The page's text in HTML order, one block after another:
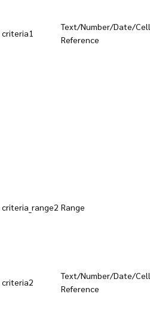
criteria1
Text/Number/Date/Cell
Reference
criteria_range2 Range
criteria2
Text/Number/Date/Cell
Reference